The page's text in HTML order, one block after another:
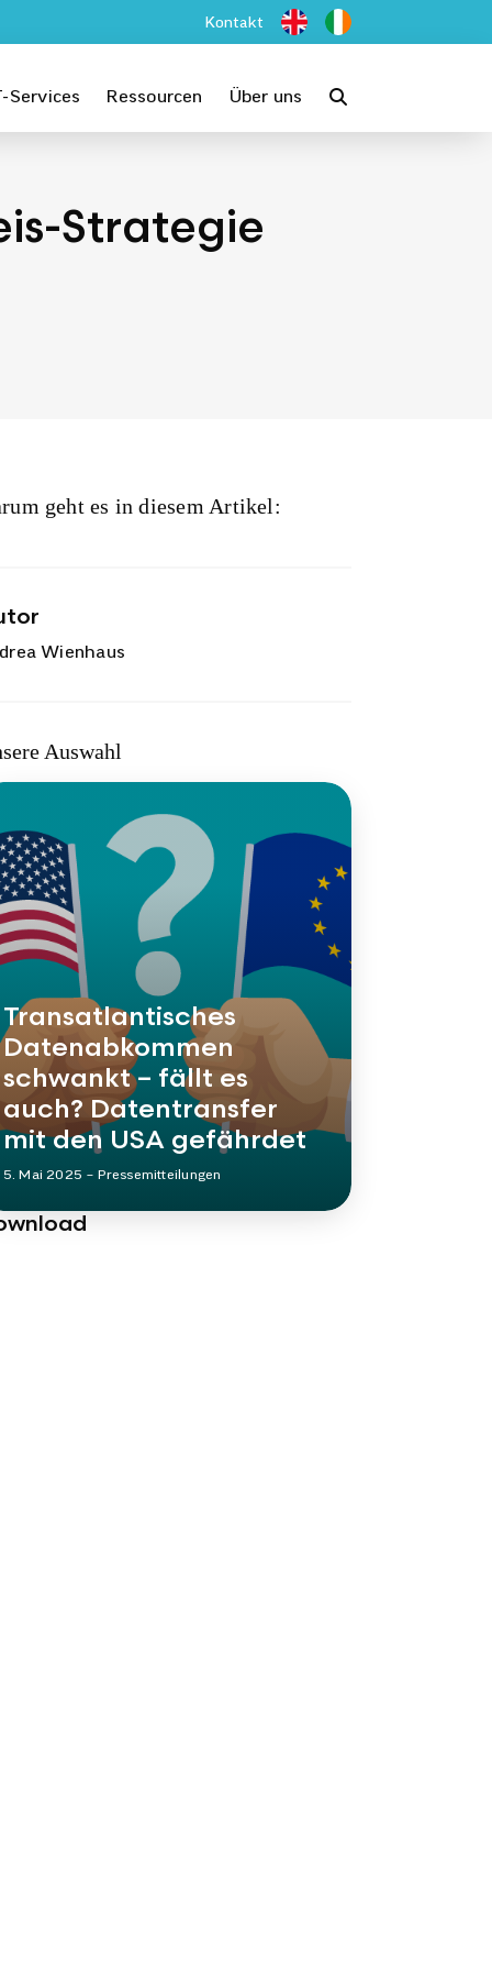
Kontakt
Services Ressourcen Über uns
Strategie
geht es in diesem Artikel:
Wienhaus
Auswahl
Transatlantisches
Datenabkommen
schwankt – fällt es
auch? Datentransfer
mit den USA gefährdet
5. Mai 2025 – Pressemitteilungen